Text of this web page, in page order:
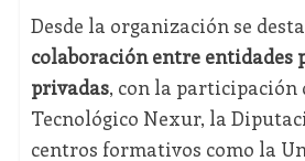
Desde la organización se
colaboración entre entidades
privadas, con la participación
Tecnológico Nexur, la
centros formativos como la